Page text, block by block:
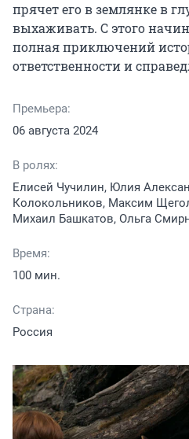
прячет его в землянке в
выхаживать. С этого
полная приключений
ответственности и
Премьера:
06 августа 2024
В ролях:
Елисей Чучилин, Юлия
Колокольников, Максим
Михаил Башкатов, Ольга
Время:
100 мин.
Страна:
Россия